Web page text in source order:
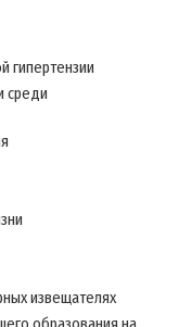
гипертензии
среди
извещателях